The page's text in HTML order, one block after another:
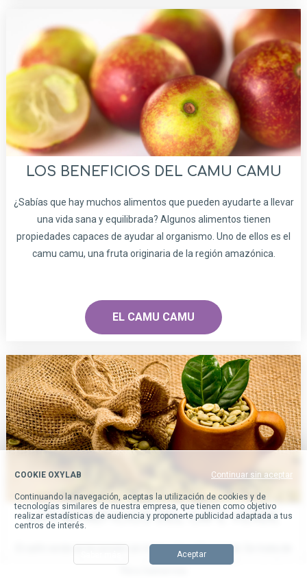
COOKIE OXYLAB Continuar sin aceptar
Continuando la navegación, aceptas la utilización de cookies y de
tecnologías similares de nuestra empresa, que tienen como objetivo
realizar estadísticas de audiencia y proponerte publicidad adaptada a tus
centros de interés.
Aceptar
LOS BENEFICIOS DEL CAMU CAMU
¿Sabías que hay muchos alimentos que pueden ayudarte a llevar
una vida sana y equilibrada? Algunos alimentos tienen
propiedades capaces de ayudar al organismo. Uno de ellos es el
camu camu, una fruta originaria de la región amazónica.
EL CAMU CAMU
LOS BENEFICIOS DEL CAFÉ VERDE
El café verde es la versión sin tostar del café normal. Se trata de
un grano verde y crudo (no de un grano rojo). A diferencia de